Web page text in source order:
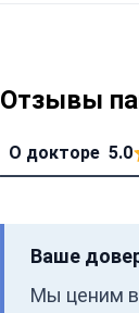
Отзывы
О докторе 5.0
Ваше
Мы ценим